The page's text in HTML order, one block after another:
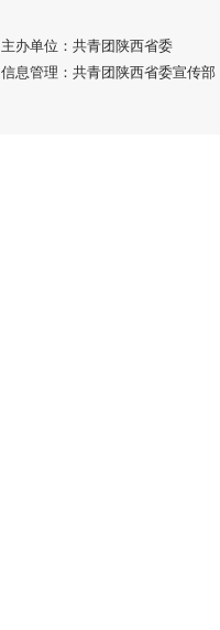
主办单位：共青团陕西省委
信息管理：共青团陕西省委宣传部